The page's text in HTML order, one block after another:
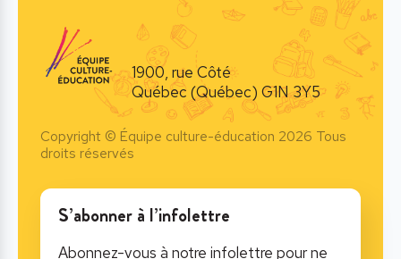
1900, rue Côté
Québec (Québec) G1N 3Y5
Copyright © Équipe culture-éducation 2026 Tous
droits réservés
S’abonner à l’infolettre
Abonnez-vous à notre infolettre pour ne